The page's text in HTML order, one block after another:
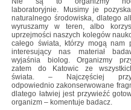
laboratoryjnie. Musimy je
naturalnego środowiska, dlatego
wyruszamy w teren, albo
uprzejmości naszych kolegów
całego świata, którzy mogą nam
interesujący nas materiał
wyjaśnia biolog. Organizmy
zatem do Katowic ze
świata. – Najczęściej
odpowiednio zakonserwowane
dlatego łatwiej jest przywieźć
organizm – komentuje badacz.